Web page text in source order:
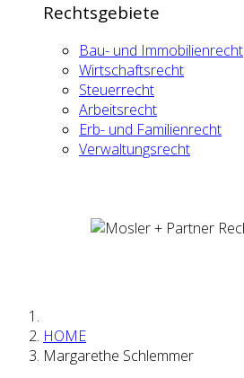
Rechtsgebiete
Bau- und Immobilienrecht
Wirtschaftsrecht
Steuerrecht
Arbeitsrecht
Erb- und Familienrecht
Verwaltungsrecht
HOME
Margarethe Schlemmer